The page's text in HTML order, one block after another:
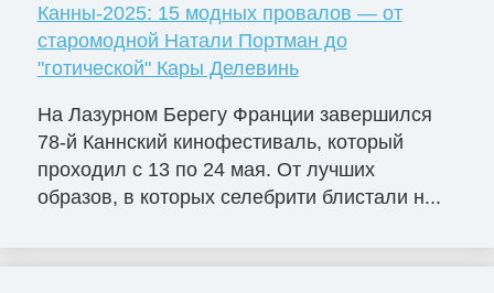
Канны-2025: 15 модных провалов — от
старомодной Натали Портман до
"готической" Кары Делевинь
На Лазурном Берегу Франции завершился
78-й Каннский кинофестиваль, который
проходил с 13 по 24 мая. От лучших
образов, в которых селебрити блистали н...